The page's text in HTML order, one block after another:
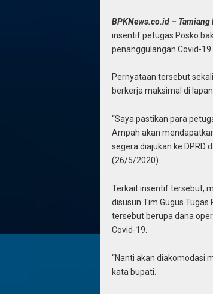
BPKNews.co.id – Tamiang
insentif petugas Posko
penanggulangan Covid-19.
Pernyataan tersebut
berkerja maksimal di
“Saya pastikan para
Ampah akan
segera diajukan ke DPRD
(26/5/2020).
Terkait insentif tersebut,
disusun Tim Gugus
tersebut berupa dana
Covid-19.
“Nanti akan diakomodasi
kata bupati.